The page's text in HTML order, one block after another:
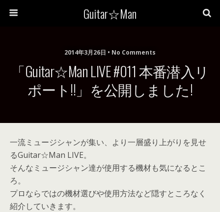
Guitar☆Man
2014年3月26日 • No Comments
「Guitar☆Man LIVE #011 本番潜入リ
ポート!!」を公開しました!
一流ミュージシャンが集い、より一層盛り上がりを見せ
るGuitar☆Man LIVE。
そんなミュージシャン達が使用する機材も気になるとこ
ろ。
プロならではの機材選びや使用方法など隠すところなく
紹介していきます。